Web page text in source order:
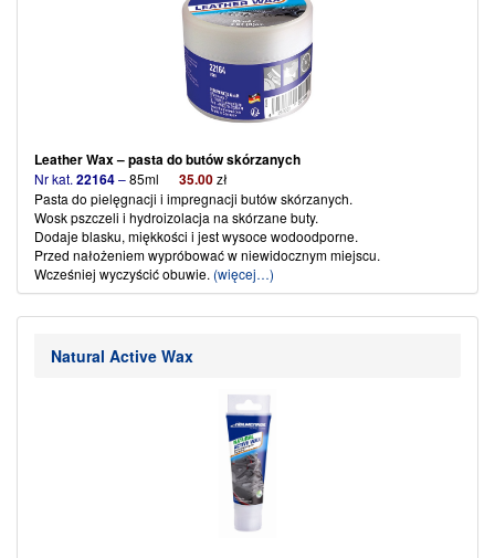
Leather Wax – pasta do butówskórzanych
Nr kat. 22164–85ml 35.00zł
Pasta do pielęgnacji i impregnacji butów skórzanych.
Wosk pszczeli i hydroizolacja na skórzane buty.
Dodaje blasku, miękkości i jest wysoce wodoodporne.
Przed nałożeniem wypróbować w niewidocznym miejscu.
Wcześniej wyczyścić obuwie. (więcej…)
Natural Active Wax